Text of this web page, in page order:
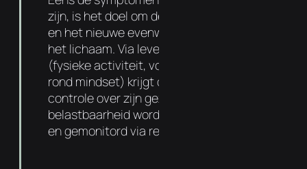
zijn, is het doel om de basis sterker te maken
en het nieuwe evenwicht te verankeren in
het lichaam. Via levensstijl aanpassingen
(fysieke activiteit, voedingsadvies entips
rond mindset) krijgt de patiënt meer
controle over zijn gezondheid. De
belastbaarheid wordt progressief verhoogd
en gemonitord via regelmatige follow-ups.